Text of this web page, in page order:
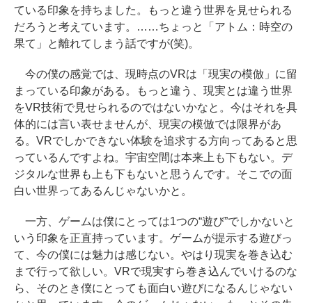
ている印象を持ちました。もっと違う世界を見せられる
だろうと考えています。……ちょっと「アトム：時空の
果て」と離れてしまう話ですが(笑)。
今の僕の感覚では、現時点のVRは「現実の模倣」に留
まっている印象がある。もっと違う、現実とは違う世界
をVR技術で見せられるのではないかなと。今はそれを具
体的には言い表せませんが、現実の模倣では限界があ
る。VRでしかできない体験を追求する方向ってあると思
っているんですよね。宇宙空間は本来上も下もない。デ
ジタルな世界も上も下もないと思うんです。そこでの面
白い世界ってあるんじゃないかと。
一方、ゲームは僕にとっては1つの“遊び”でしかないと
いう印象を正直持っています。ゲームが提示する遊びっ
て、今の僕には魅力は感じない。やはり現実を巻き込む
まで行って欲しい。VRで現実すら巻き込んでいけるのな
ら、そのとき僕にとっても面白い遊びになるんじゃない